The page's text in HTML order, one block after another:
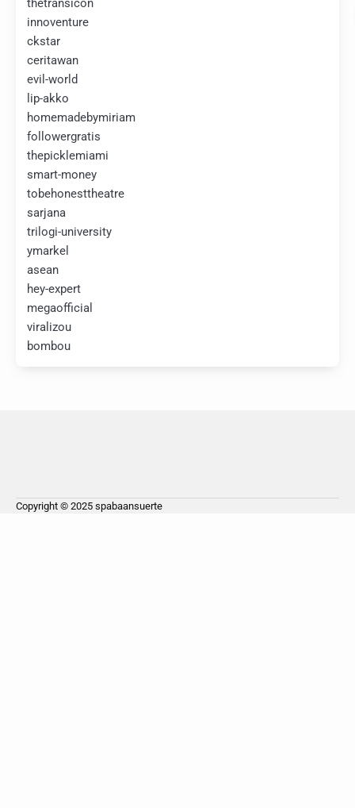
thetransicon
innoventure
ckstar
ceritawan
evil-world
lip-akko
homemadebymiriam
followergratis
thepicklemiami
smart-money
tobehonesttheatre
sarjana
trilogi-university
ymarkel
asean
hey-expert
megaofficial
viralizou
bombou
Copyright © 2025 spabaansuerte